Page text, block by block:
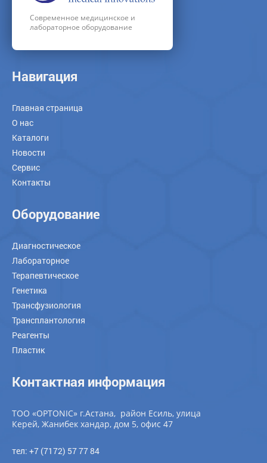
Современное медицинское и
лабораторное оборудование
Навигация
Главная страница
О нас
Каталоги
Новости
Сервис
Контакты
Оборудование
Диагностическое
Лабораторное
Терапевтическое
Генетика
Трансфузиология
Трансплантология
Реагенты
Пластик
Контактная информация
ТОО «OPTONIC» г.Астана, район Есиль, улица
Керей, Жанибек хандар, дом 5, офис 47
тел: +7 (7172) 57 77 84